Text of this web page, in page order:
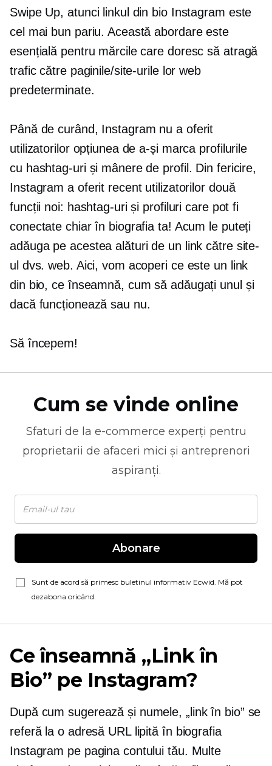
Swipe Up, atunci linkul din bio Instagram este
cel mai bun pariu. Această abordare este
esențială pentru mărcile care doresc să atragă
trafic către paginile/site-urile lor web
predeterminate.
Până de curând, Instagram nu a oferit
utilizatorilor opțiunea de a-și marca profilurile
cu hashtag-uri și mânere de profil. Din fericire,
Instagram a oferit recent utilizatorilor două
funcții noi: hashtag-uri și profiluri care pot fi
conectate chiar în biografia ta! Acum le puteți
adăuga pe acestea alături de un link către site-
ul dvs. web. Aici, vom acoperi ce este un link
din bio, ce înseamnă, cum să adăugați unul și
dacă funcționează sau nu.
Să începem!
Cum se vinde online
Sfaturi de la e-commerce experți pentru
proprietarii de afaceri mici și antreprenori
aspiranți.
Abonare
Sunt de acord să primesc buletinul informativ Ecwid. Mă pot
dezabona oricând.
Ce înseamnă „Link în
Bio” pe Instagram?
După cum sugerează și numele, „link în bio” se
referă la o adresă URL lipită în biografia
Instagram pe pagina contului tău. Multe